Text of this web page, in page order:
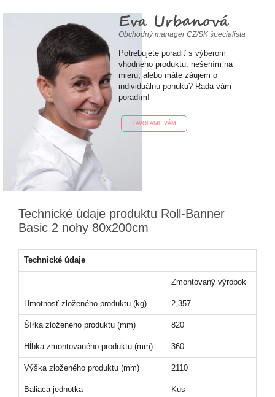
Eva Urbanová
Obchodný manager CZ/SK špecialista
Potrebujete poradiť s výberom
vhodného produktu, riešením na
mieru, alebo máte záujem o
individuálnu ponuku? Rada vám
poradím!
ZAVOLÁME VÁM
Technické údaje produktu Roll-Banner
Basic 2 nohy 80x200cm
Technické údaje
Zmontovaný výrobok
Hmotnosť zloženého produktu (kg) 2,357
Šírka zloženého produktu (mm) 820
Hĺbka zmontovaného produktu (mm) 360
Výška zloženého produktu (mm) 2110
Baliaca jednotka Kus